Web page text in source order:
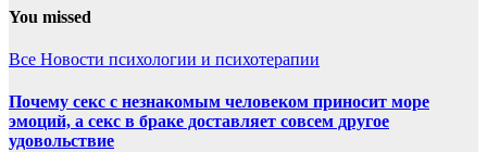
You missed
Все Новости психологии и психотерапии
Почему секс с незнакомым человеком приносит море
эмоций, а секс в браке доставляет совсем другое
удовольствие